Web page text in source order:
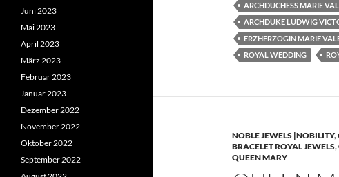
ARCHDUCHESS MARIE
ARCHDUKE LUDWIG
ERZHERZOGIN MARIE
ROYAL WEDDING
NOBLE JEWELS |NOBILITY,
BRACELET ROYAL JEWELS,
QUEEN MARY
Juni 2023
Mai 2023
April 2023
März 2023
Februar 2023
Januar 2023
Dezember 2022
November 2022
Oktober 2022
September 2022